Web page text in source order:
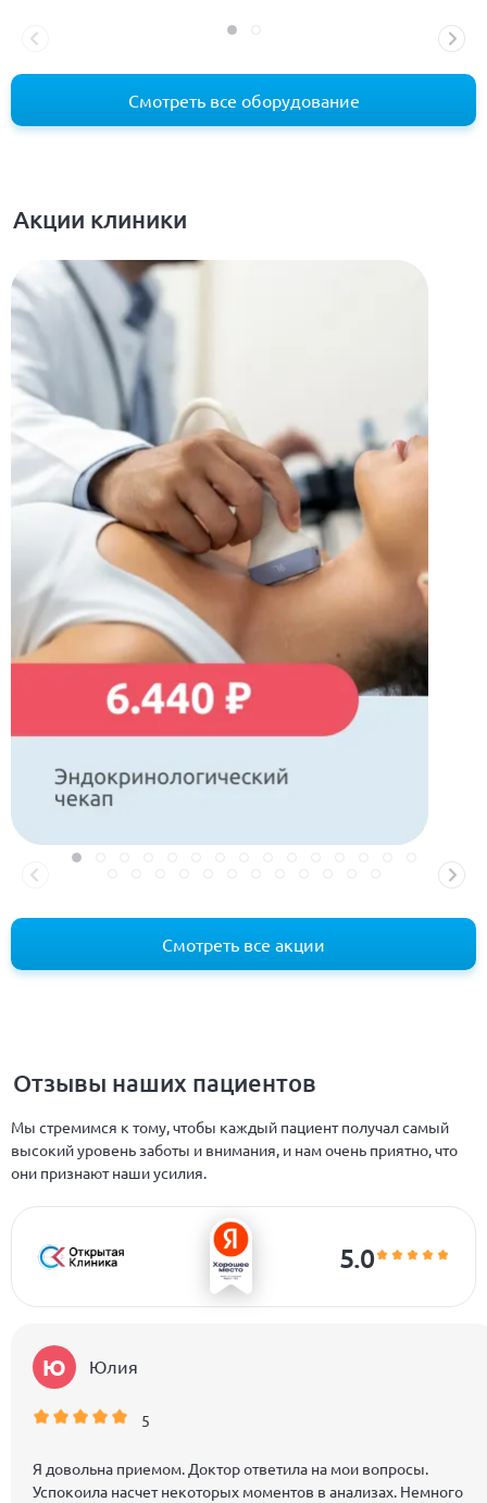
Смотреть все оборудование
Акции клиники
Смотреть все акции
Отзывы наших пациентов
Мы стремимся к тому, чтобы каждый пациент получал самый
высокий уровень заботы и внимания, и нам очень приятно, что
они признают наши усилия.
5.0
Ю Юлия
5
Я довольна приемом. Доктор ответила на мои вопросы.
Успокоила насчет некоторых моментов в анализах. Немного